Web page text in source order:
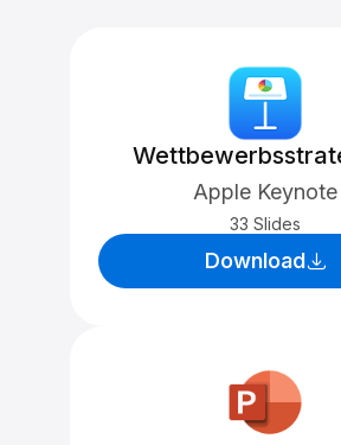
Apple Keynote
33 Slides
Download